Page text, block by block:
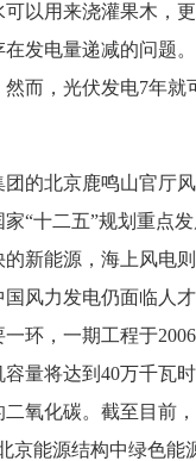
以用来浇灌果木，
发电量递减的问题
而，光伏发电7年
的北京鹿鸣山官厅
“十二五”规划重点
新能源，海上风电
风力发电仍面临人
环，一期工程于
量将达到40万千瓦
二氧化碳。截至目前
京能源结构中绿色能